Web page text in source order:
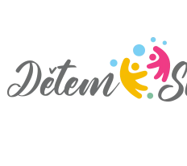
HLEDAT